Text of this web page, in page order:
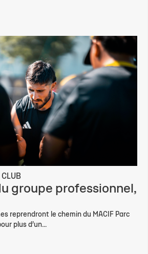
CLUB
groupe professionnel,
reprendront le chemin du MACIF Parc
plus d’un...